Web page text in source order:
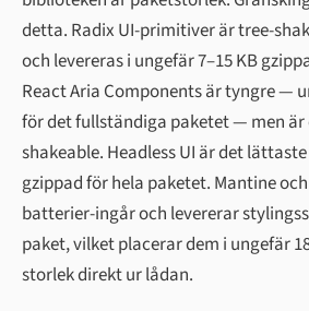
detta. Radix UI-primitiver är tree-
och levereras i ungefär 7–15 KB
React Aria Components är tyngre —
för det fullständiga paketet — men är
shakeable. Headless UI är det
gzippad för hela paketet. Mantine
batterier-ingår och levererar
paket, vilket placerar dem i ungefär
storlek direkt ur lådan.